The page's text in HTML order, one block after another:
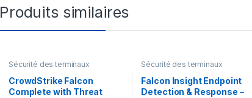
Produits similaires
Sécurité des terminaux
CrowdStrike Falcon
Complete with Threat
Sécurité des terminaux
Falcon Insight Endpoint
Detection & Response –